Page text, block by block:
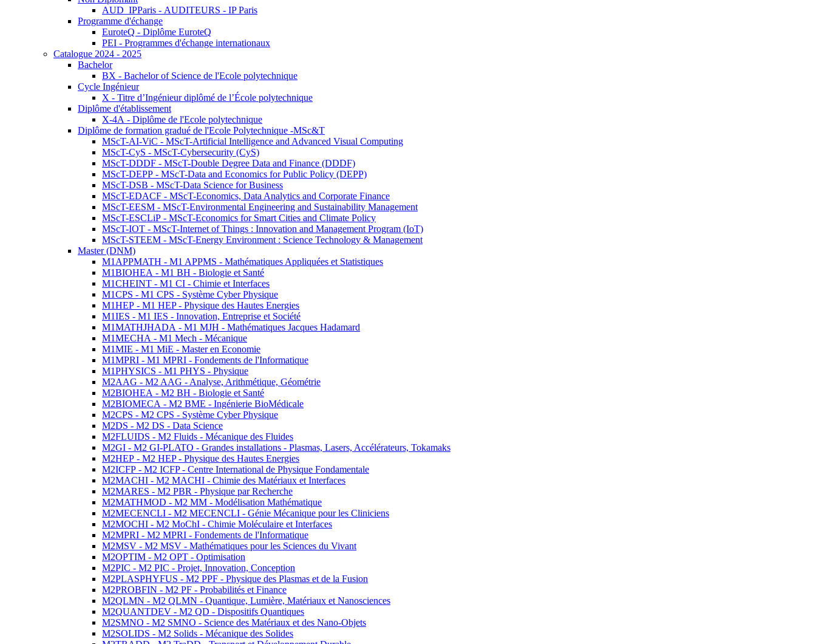
AUD_IPParis - AUDITEURS - IP Paris
Programme d'échange
EuroteQ - Diplôme EuroteQ
PEI - Programmes d'échange internationaux
Catalogue 2024 - 2025
Bachelor
BX - Bachelor of Science de l'Ecole polytechnique
Cycle Ingénieur
X - Titre d’Ingénieur diplômé de l’École polytechnique
Diplôme d'établissement
X-4A - Diplôme de l'Ecole polytechnique
Diplôme de formation gradué de l'Ecole Polytechnique -MSc&T
MScT-AI-ViC - MScT-Artificial Intelligence and Advanced Visual Computing
MScT-CyS - MScT-Cybersecurity (CyS)
MScT-DDDF - MScT-Double Degree Data and Finance (DDDF)
MScT-DEPP - MScT-Data and Economics for Public Policy (DEPP)
MScT-DSB - MScT-Data Science for Business
MScT-EDACF - MScT-Economics, Data Analytics and Corporate Finance
MScT-EESM - MScT-Environmental Engineering and Sustainability Management
MScT-ESCLiP - MScT-Economics for Smart Cities and Climate Policy
MScT-IOT - MScT-Internet of Things : Innovation and Management Program (IoT)
MScT-STEEM - MScT-Energy Environment : Science Technology & Management
Master (DNM)
M1APPMATH - M1 APPMS - Mathématiques Appliquées et Statistiques
M1BIOHEA - M1 BH - Biologie et Santé
M1CHEINT - M1 CI - Chimie et Interfaces
M1CPS - M1 CPS - Système Cyber Physique
M1HEP - M1 HEP - Physique des Hautes Energies
M1IES - M1 IES - Innovation, Entreprise et Société
M1MATHJHADA - M1 MJH - Mathématiques Jacques Hadamard
M1MECHA - M1 Mech - Mécanique
M1MIE - M1 MiE - Master en Economie
M1MPRI - M1 MPRI - Fondements de l'Informatique
M1PHYSICS - M1 PHYS - Physique
M2AAG - M2 AAG - Analyse, Arithmétique, Géométrie
M2BIOHEA - M2 BH - Biologie et Santé
M2BIOMECA - M2 BME - Ingénierie BioMédicale
M2CPS - M2 CPS - Système Cyber Physique
M2DS - M2 DS - Data Science
M2FLUIDS - M2 Fluids - Mécanique des Fluides
M2GI - M2 GI-PLATO - Grandes installations - Plasmas, Lasers, Accélérateurs, Tokamaks
M2HEP - M2 HEP - Physique des Hautes Energies
M2ICFP - M2 ICFP - Centre International de Physique Fondamentale
M2MACHI - M2 MACHI - Chimie des Matériaux et Interfaces
M2MARES - M2 PBR - Physique par Recherche
M2MATHMOD - M2 MM - Modélisation Mathématique
M2MECENCLI - M2 MECENCLI - Génie Mécanique pour les Cliniciens
M2MOCHI - M2 MoChI - Chimie Moléculaire et Interfaces
M2MPRI - M2 MPRI - Fondements de l'Informatique
M2MSV - M2 MSV - Mathématiques pour les Sciences du Vivant
M2OPTIM - M2 OPT - Optimisation
M2PIC - M2 PIC - Projet, Innovation, Conception
M2PLASPHYFUS - M2 PPF - Physique des Plasmas et de la Fusion
M2PROBFIN - M2 PF - Probabilités et Finance
M2QLMN - M2 QLMN - Quantique, Lumière, Matériaux et Nanosciences
M2QUANTDEV - M2 QD - Dispositifs Quantiques
M2SMNO - M2 SMNO - Science des Matériaux et des Nano-Objets
M2SOLIDS - M2 Solids - Mécanique des Solides